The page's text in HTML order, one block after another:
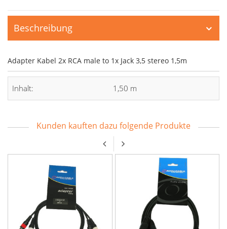
Beschreibung
Adapter Kabel 2x RCA male to 1x Jack 3,5 stereo 1,5m
Inhalt: 1,50 m
Kunden kauften dazu folgende Produkte